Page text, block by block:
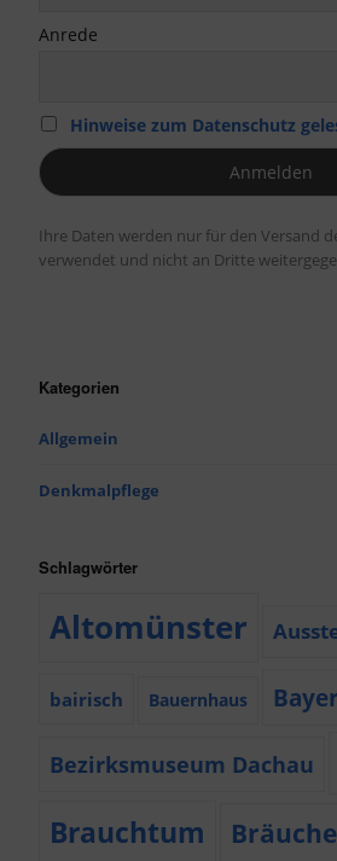
Anrede
Hinweise zum Datenschutz
Ihre Daten werden nur für den Versand
verwendet und nicht an Dritte
Kategorien
Allgemein
Denkmalpflege
Schlagwörter
Altomünster
bairisch Bauernhaus
Bezirksmuseum Dachau
Brauchtum Bräuche